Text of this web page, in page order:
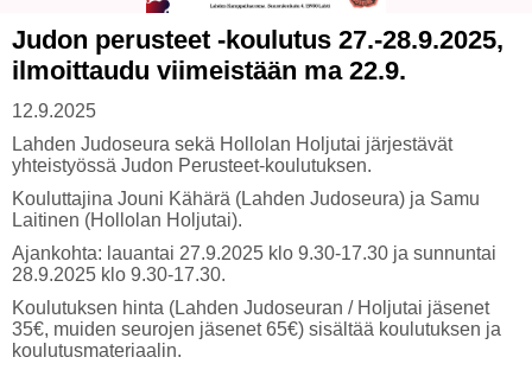
Judon perusteet -koulutus 27.-28.9.2025,
ilmoittaudu viimeistään ma 22.9.
12.9.2025
Lahden Judoseura sekä Hollolan Holjutai järjestävät
yhteistyössä Judon Perusteet-koulutuksen.
Kouluttajina Jouni Kähärä (Lahden Judoseura) ja Samu
Laitinen (Hollolan Holjutai).
Ajankohta: lauantai 27.9.2025 klo 9.30-17.30 ja sunnuntai
28.9.2025 klo 9.30-17.30.
Koulutuksen hinta (Lahden Judoseuran / Holjutai jäsenet
35€, muiden seurojen jäsenet 65€) sisältää koulutuksen ja
koulutusmateriaalin.